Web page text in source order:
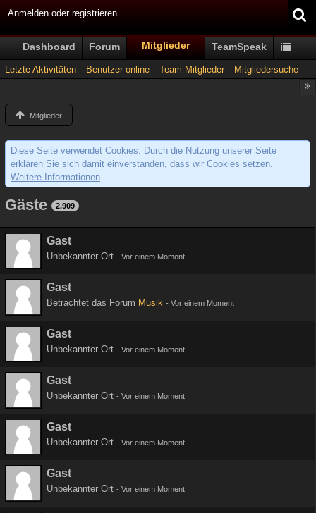
Anmelden oder registrieren
Dashboard Forum Mitglieder TeamSpeak
Letzte Aktivitäten Benutzer online Team-Mitglieder Mitgliedersuche
Mitglieder
Diese Seite verwendet Cookies. Durch die Nutzung unserer Seite
erklären Sie sich damit einverstanden, dass wir Cookies setzen.
Weitere Informationen
Gäste 2.909
Gast
Unbekannter Ort - Vor einem Moment
Gast
Betrachtet das Forum Musik - Vor einem Moment
Gast
Unbekannter Ort - Vor einem Moment
Gast
Unbekannter Ort - Vor einem Moment
Gast
Unbekannter Ort - Vor einem Moment
Gast
Unbekannter Ort - Vor einem Moment